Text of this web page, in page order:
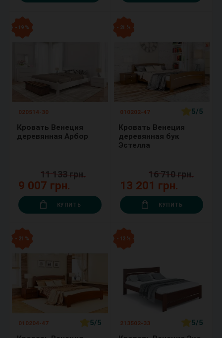
- 19 %
020514-30
Кровать Венеция
деревянная Арбор
9 007 грн.
11 133 грн.
КУПИТЬ
- 21 %
010202-47
5/5
Кровать Венеция
деревянная бук
Эстелла
13 201 грн.
16 710 грн.
КУПИТЬ
- 21 %
010204-47
5/5
- 12 %
213502-33
5/5